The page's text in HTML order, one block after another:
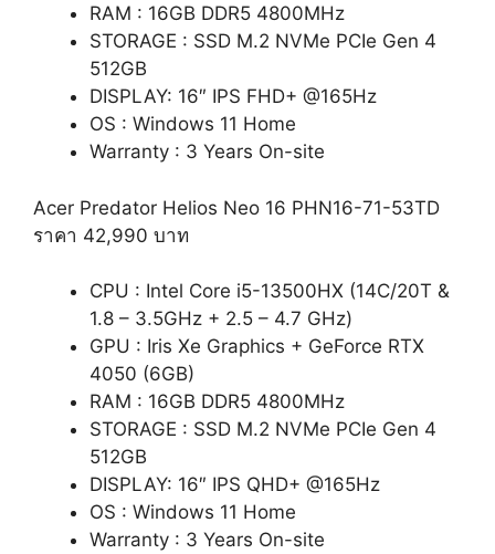
RAM : 16GB DDR5 4800MHz
STORAGE : SSD M.2 NVMe PCIe Gen 4
512GB
DISPLAY: 16″ IPS FHD+ @165Hz
OS : Windows 11 Home
Warranty : 3 Years On-site
Acer Predator Helios Neo 16 PHN16-71-53TD
ราคา 42,990 บาท
CPU : Intel Core i5-13500HX (14C/20T &
1.8 – 3.5GHz + 2.5 – 4.7 GHz)
GPU : Iris Xe Graphics + GeForce RTX
4050 (6GB)
RAM : 16GB DDR5 4800MHz
STORAGE : SSD M.2 NVMe PCIe Gen 4
512GB
DISPLAY: 16″ IPS QHD+ @165Hz
OS : Windows 11 Home
Warranty : 3 Years On-site